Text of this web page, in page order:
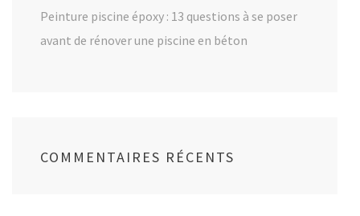
Peinture piscine époxy : 13 questions à se poser
avant de rénover une piscine en béton
COMMENTAIRES RÉCENTS